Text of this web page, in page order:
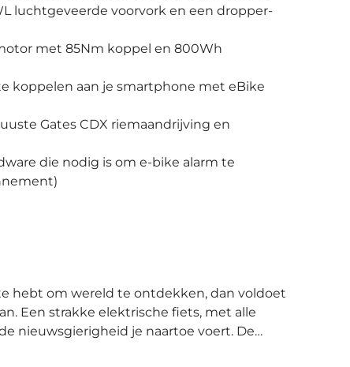
luchtgeveerde voorvork en een dropper-
met 85Nm koppel en 800Wh
koppelen aan je smartphone met eBike
Gates CDX riemaandrijving en
die nodig is om e-bike alarm te
Een strakke elektrische fiets, met alle
je naartoe voert. De
om lange dagen te kunnen